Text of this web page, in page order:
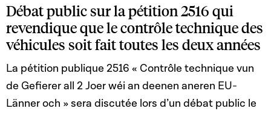
Débat public sur la pétition 2516 qui
revendique que le contrôle technique des
véhicules soit fait toutes les deux années
La pétition publique 2516 « Contrôle technique vun
de Gefierer all 2 Joer wéi an deenen aneren EU-
Länner och » sera discutée lors d’un débat public le